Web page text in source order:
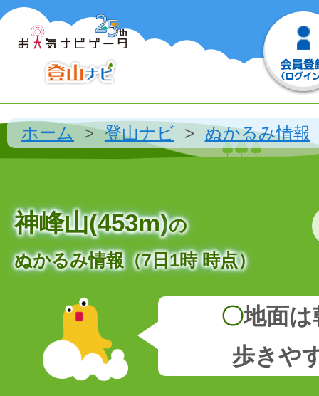
ホーム 登山ナビ ぬかるみ情報
神峰山(453m)の
ぬかるみ情報（7日1時 時点）
〇地面
歩きや